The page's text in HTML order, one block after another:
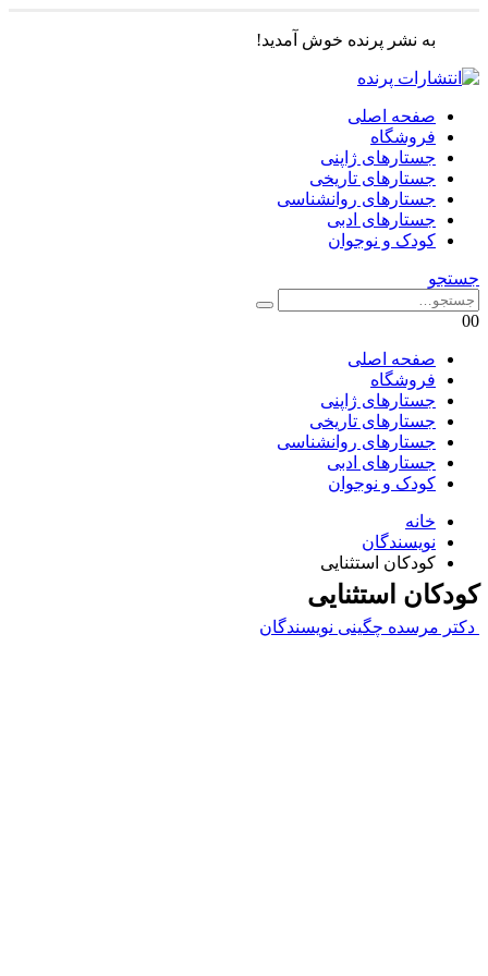
به نشر پرنده خوش آمدید!
صفحه اصلی
فروشگاه
جستارهای ژاپنی
جستارهای تاریخی
جستارهای روانشناسی
جستارهای ادبی
کودک و نوجوان
جستجو
00
صفحه اصلی
فروشگاه
جستارهای ژاپنی
جستارهای تاریخی
جستارهای روانشناسی
جستارهای ادبی
کودک و نوجوان
خانه
نویسندگان
کودکان استثنایی
کودکان استثنایی
دکتر مرسده چگینی نویسندگان